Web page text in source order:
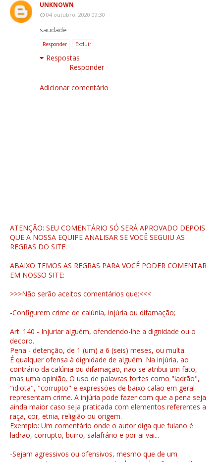
UNKNOWN
04 outubro, 2020 09:30
saudade
Responder Excluir
Respostas
Responder
Adicionar comentário
ATENÇÃO: SEU COMENTÁRIO SÓ SERÁ APROVADO DEPOIS
QUE A NOSSA EQUIPE ANALISAR SE VOCÊ SEGUIU AS
REGRAS DO SITE.
ABAIXO TEMOS AS REGRAS PARA VOCÊ PODER COMENTAR
EM NOSSO SITE:
>>>Não serão aceitos comentários que:<<<
-Configurem crime de calúnia, injúria ou difamação;
Art. 140 - Injuriar alguém, ofendendo-lhe a dignidade ou o
decoro.
Pena - detenção, de 1 (um) a 6 (seis) meses, ou multa.
É qualquer ofensa à dignidade de alguém. Na injúria, ao
contrário da calúnia ou difamação, não se atribui um fato,
mas uma opinião. O uso de palavras fortes como "ladrão",
"idiota", "corrupto" e expressões de baixo calão em geral
representam crime. A injúria pode fazer com que a pena seja
ainda maior caso seja praticada com elementos referentes a
raça, cor, etnia, religião ou origem.
Exemplo: Um comentário onde o autor diga que fulano é
ladrão, corrupto, burro, salafrário e por ai vai...
-Sejam agressivos ou ofensivos, mesmo que de um